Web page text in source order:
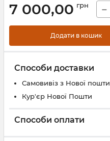
7 000,00 грн −
Додати в кошик
Способи доставки
Самовивіз з Нової пошти
Кур'єр Нової Пошти
Способи оплати